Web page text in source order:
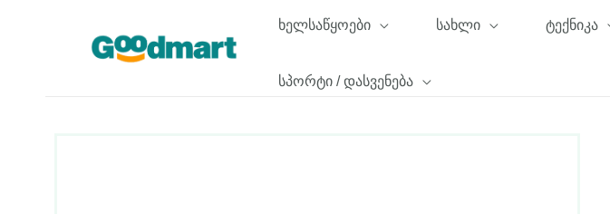
content
ხელსაწყოები სახლი ტექნიკა
სპორტი / დასვენება